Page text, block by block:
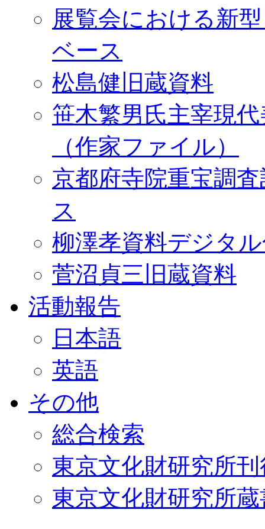
展覧会における新
ベース
松島健旧蔵資料
笹木繁男氏主宰現
（作家ファイル）
京都府寺院重宝調
ス
柳澤孝資料デジタ
菅沼貞三旧蔵資料
活動報告
日本語
英語
その他
総合検索
東京文化財研究所
東京文化財研究所